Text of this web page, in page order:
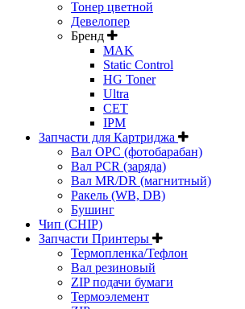
Тонер цветной
Девелопер
Бренд
MAK
Static Control
HG Toner
Ultra
CET
IPM
Запчасти для Картриджа
Вал OPC (фотобарабан)
Вал PCR (заряда)
Вал MR/DR (магнитный)
Ракель (WB, DB)
Бушинг
Чип (CHIP)
Запчасти Принтеры
Термопленка/Тефлон
Вал резиновый
ZIP подачи бумаги
Термоэлемент